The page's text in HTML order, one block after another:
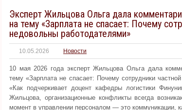
Эксперт Жильцова Ольга дала
на тему «Зарплата не спасает: Почему
недовольны работодателями»
10.05.2026 Новости
10 мая 2026 года эксперт Жильцова Ольга дала
тему «Зарплата не спасает: Почему сотрудники
«Как подчеркивает доцент кафедры логистики
Жильцова, организационные конфликты всегда
момент в управлении персоналом — это коммуникации,